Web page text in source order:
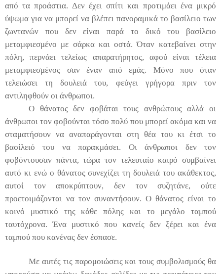
από τα προάστια. Δεν έχει σπίτι και προτιμάει ένα μικρό
ύψωμα για να μπορεί να βλέπει πανοραμικά το βασίλειο των
ζωντανών που δεν είναι παρά το δικό του βασίλειο
μεταμφιεσμένο με σάρκα και οστά. Όταν κατεβαίνει στην
πόλη, περνάει τελείως απαρατήρητος, αφού είναι τέλεια
μεταμφιεσμένος σαν έναν από εμάς. Μόνο που όταν
τελειώσει τη δουλειά του, φεύγει γρήγορα πριν τον
αντιληφθούν οι άνθρωποι.
Ο θάνατος δεν φοβάται τους ανθρώπους αλλά οι
άνθρωποι τον φοβούνται τόσο πολύ που μπορεί ακόμα και να
σταματήσουν να αναπαράγονται στη θέα του κι έτσι το
βασίλειό του να παρακμάσει. Οι άνθρωποι δεν τον
φοβόντουσαν πάντα, τώρα τον τελευταίο καιρό συμβαίνει
αυτό κι ενώ ο θάνατος συνεχίζει τη δουλειά του ακάθεκτος,
αυτοί τον αποκρύπτουν, δεν τον συζητάνε, ούτε
προετοιμάζονται να τον συναντήσουν. Ο θάνατος είναι το
κοινό μυστικό της κάθε πόλης και το μεγάλο ταμπού
ταυτόχρονα. Ένα μυστικό που κανείς δεν ξέρει και ένα
ταμπού που κανένας δεν έσπασε.
Με αυτές τις παρομοιώσεις και τους συμβολισμούς θα